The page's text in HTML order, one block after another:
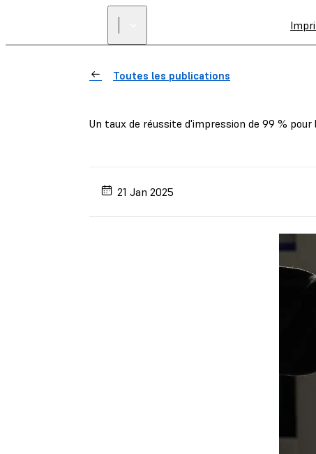
Toutes les publications
Un taux de réussite d'impression de 99 %
21 Jan 2025